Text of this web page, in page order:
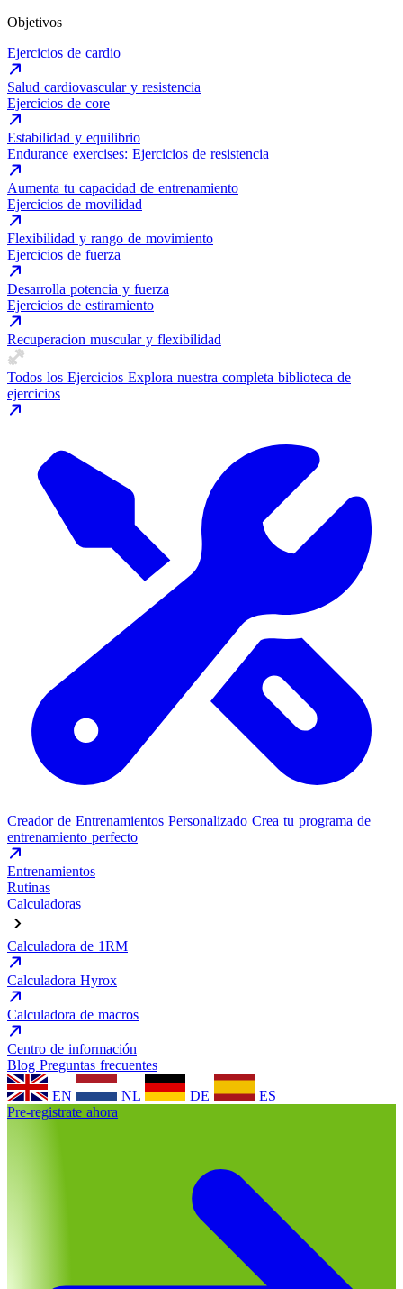
Objetivos
Ejercicios de cardio
Salud cardiovascular y resistencia
Ejercicios de core
Estabilidad y equilibrio
Endurance exercises: Ejercicios de resistencia
Aumenta tu capacidad de entrenamiento
Ejercicios de movilidad
Flexibilidad y rango de movimiento
Ejercicios de fuerza
Desarrolla potencia y fuerza
Ejercicios de estiramiento
Recuperacion muscular y flexibilidad
Todos los Ejercicios Explora nuestra completa biblioteca de
ejercicios
Creador de Entrenamientos Personalizado Crea tu programa de
entrenamiento perfecto
Entrenamientos
Rutinas
Calculadoras
Calculadora de 1RM
Calculadora Hyrox
Calculadora de macros
Centro de información
Blog Preguntas frecuentes
EN
NL DE
ES
Pre-registrate ahora